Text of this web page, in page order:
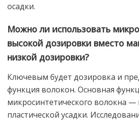
осадки.
Можно ли использовать
высокой дозировки вместо
низкой дозировки?
Ключевым будет дозировка и
функция волокон. Основная
микросинтетического волокна
пластической усадки.